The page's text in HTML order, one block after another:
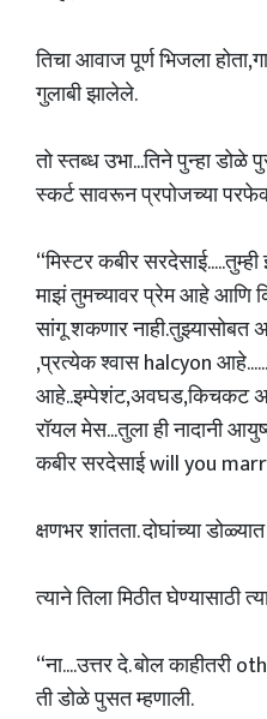
तिचा आवाज पूर्ण भिजला
गुलाबी झालेले.
तो स्तब्ध उभा...तिने पुन्हा डोळे
स्कर्ट सावरून प्रपोजच्या
“मिस्टर कबीर
माझं तुमच्यावर प्रेम आहे आणि
सांगू शकणार नाही.तुझ्यासोबत
,प्रत्येक श्वास halcyon
आहे..इम्पेशंट,अवघड,किचकट
रॉयल मेस...तुला ही नादानी
कबीर सरदेसाई will you
क्षणभर शांतता. दोघांच्या
त्याने तिला मिठीत घेण्यासाठी
“ना....उत्तर दे. बोल काहीतरी
ती डोळे पुसत म्हणाली.